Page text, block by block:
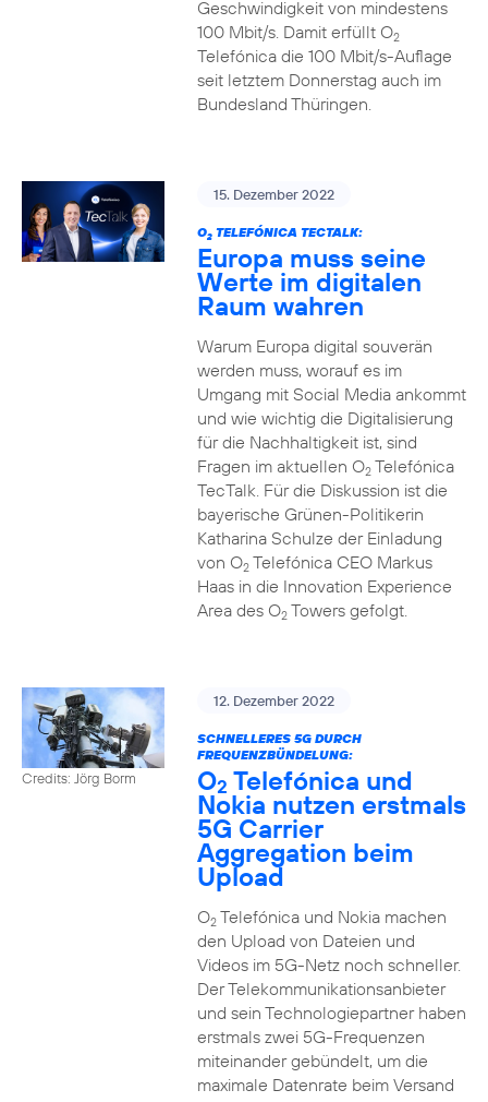
Geschwindigkeit von mindestens
100 Mbit/s. Damit erfüllt O2
Telefónica die 100 Mbit/s-Auflage
seit letztem Donnerstag auch im
Bundesland Thüringen.
15. Dezember 2022
O2TELEFÓNICA TECTALK:
Europa muss seine
Werte im digitalen
Raum wahren
Warum Europa digital souverän
werden muss, worauf es im
Umgang mit Social Media ankommt
und wie wichtig die Digitalisierung
für die Nachhaltigkeit ist, sind
Fragen im aktuellen O2Telefónica
TecTalk. Für die Diskussion ist die
bayerische Grünen-Politikerin
Katharina Schulze der Einladung
von O2Telefónica CEO Markus
Haas in die Innovation Experience
Area des O2Towers gefolgt.
Credits: Jörg Borm
12. Dezember 2022
SCHNELLERES 5G DURCH
FREQUENZBÜNDELUNG:
O2 Telefónica und
Nokia nutzen erstmals
5G Carrier
Aggregation beim
Upload
O2Telefónica und Nokia machen
den Upload von Dateien und
Videos im 5G-Netz noch schneller.
Der Telekommunikationsanbieter
und sein Technologiepartner haben
erstmals zwei 5G-Frequenzen
miteinander gebündelt, um die
maximale Datenrate beim Versand